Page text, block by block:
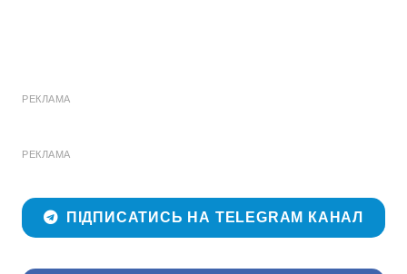
РЕКЛАМА
РЕКЛАМА
ПІДПИСАТИСЬ НА TELEGRAM КАНАЛ